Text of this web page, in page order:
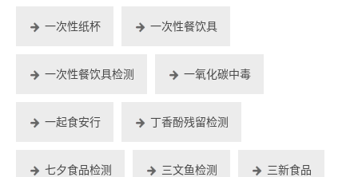
一次性纸杯 一次性餐饮具
一次性餐饮具检测 一氧化碳中毒
一起食安行 丁香酚残留检测
七夕食品检测 三文鱼检测 三新食品